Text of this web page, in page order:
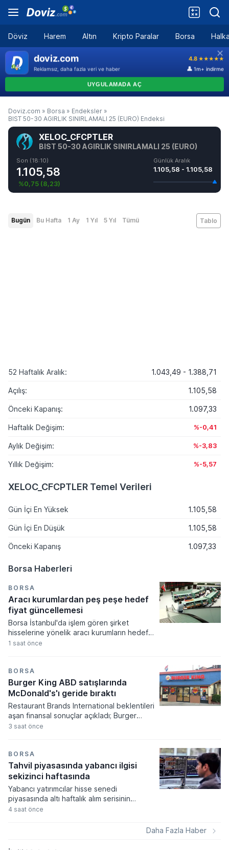
Döviz Harem Altın Kripto Paralar Borsa
Doviz.com » Borsa » Endeksler »
BIST 50-30 AGIRLIK SINIRLAMALI 25 (EURO) Endeksi
XELOC_CFCPTLER
BIST 50-30 AGIRLIK SINIRLAMALI 25 (EURO)
Son (18:10)
1.105,58
%0,75 (8,23)
Günlük Aralık
1.105,58 - 1.105,58
Bugün Bu Hafta 1 Ay 1 Yıl 5 Yıl Tümü Tablo
52 Haftalık Aralık: 1.043,49 - 1.388,71
Açılış: 1.105,58
Önceki Kapanış: 1.097,33
Haftalık Değişim: %-0,41
Aylık Değişim: %-3,83
Yıllık Değişim: %-5,57
XELOC_CFCPTLER Temel Verileri
Gün İçi En Yüksek 1.105,58
Gün İçi En Düşük 1.105,58
Önceki Kapanış 1.097,33
Borsa Haberleri
BORSA
Aracı kurumlardan peş peşe hedef
fiyat güncellemesi
Borsa İstanbul'da işlem gören şirket
hisselerine yönelik aracı kurumların hedef
fiyat güncellemeleri bugün oldukça yoğun
dikkat çekerken, Türk Telekom ve Logo
Yazılım gibi hisselerde ise kurumların
beklentilerini aşağı yönlü güncellediği
1 saat önce
BORSA
Burger King ABD satışlarında
McDonald's'ı geride bıraktı
Restaurant Brands International beklentileri
aşan finansal sonuçlar açıkladı; Burger
King'in ABD operasyonları grubun
dolar seviyesine ulaşarak analist
öngörülerini geride bırakırken, net gelir
yıllık bazda yüzde 4,5 oranında bir artış
3 saat önce
BORSA
Tahvil piyasasında yabancı ilgisi
sekizinci haftasında
Yabancı yatırımcılar hisse senedi
piyasasında altı haftalık alım serisinin
ardından satış tarafına geçerken, tahvil
girdi. Türkiye Cumhuriyet Merkez Bankası
hareketliliği devam ediyor.
4 saat önce
Daha Fazla Haber